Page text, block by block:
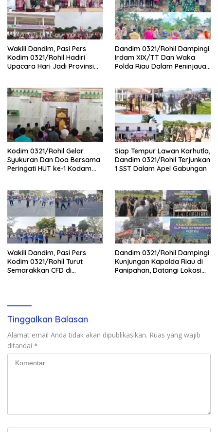
Wakili Dandim, Pasi Pers
Kodim 0321/Rohil Hadiri
Upacara Hari Jadi Provinsi
Dandim 0321/Rohil Dampingi
Irdam XIX/TT Dan Waka
Polda Riau Dalam Peninjauan
Kodim 0321/Rohil Gelar
Syukuran Dan Doa Bersama
Peringati HUT ke-1 Kodam
Siap Tempur Lawan Karhutla,
Dandim 0321/Rohil Terjunkan
1 SST Dalam Apel Gabungan
Wakili Dandim, Pasi Pers
Kodim 0321/Rohil Turut
Semarakkan CFD di
Dandim 0321/Rohil Dampingi
Kunjungan Kapolda Riau di
Panipahan, Datangi Lokasi
Tinggalkan Balasan
Alamat email Anda tidak akan dipublikasikan. Ruas yang wajib
ditandai *